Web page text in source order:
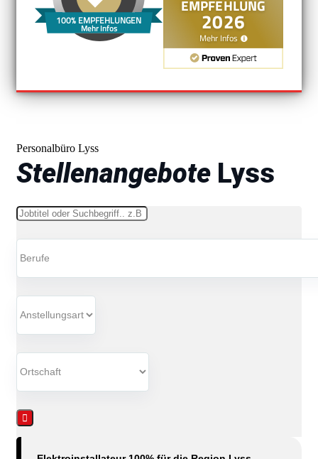
100% EMPFEHLUNGEN
Mehr Infos
Personalbüro Lyss
Stellenangebote Lyss
Schlüsselwörter